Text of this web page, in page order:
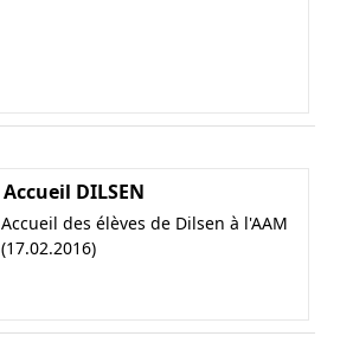
Accueil DILSEN
Accueil des élèves de Dilsen à l'AAM
(17.02.2016)